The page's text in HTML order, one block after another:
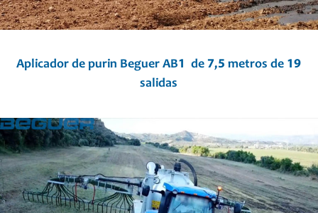
Aplicador de purin Beguer AB1 de 7,5 metros de 19
salidas